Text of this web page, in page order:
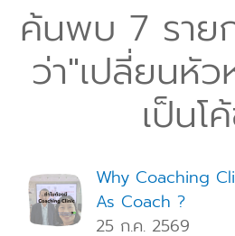
ค้นพบ 7 ราย
ว่า"เปลี่ยนหัว
เป็นโ
Why Coaching
As Coach ?
25 ก.ค. 2569